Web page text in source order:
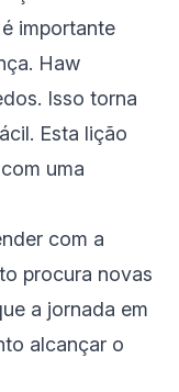
importante
Haw
Isso torna
Esta lição
uma
com a
procura novas
a jornada em
alcançar o